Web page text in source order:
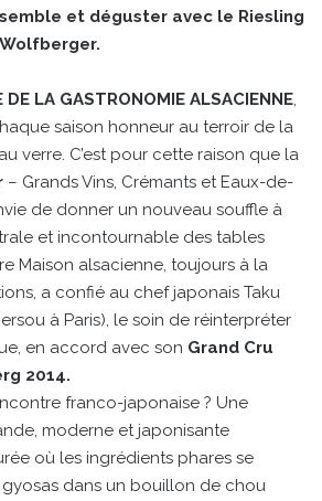
et déguster avec le Riesling
DE LA GASTRONOMIE ALSACIENNE,
saison honneur au terroir de la
verre. C’est pour cette raison que la
– Grands Vins, Crémants et Eaux-de-
de donner un nouveau souffle à
et incontournable des tables
Maison alsacienne, toujours à la
a confié au chef japonais Taku
à Paris), le soin de réinterpréter
en accord avec son Grand Cru
2014.
franco-japonaise ? Une
moderne et japonisante
où les ingrédients phares se
dans un bouillon de chou